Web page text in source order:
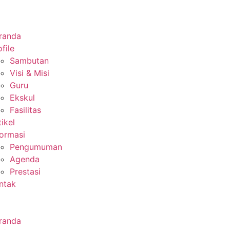
Sambutan
Visi & Misi
Guru
Ekskul
Fasilitas
Pengumuman
Agenda
Prestasi